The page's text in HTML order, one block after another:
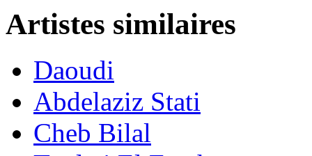
Artistes similaires
Daoudi
Abdelaziz Stati
Cheb Bilal